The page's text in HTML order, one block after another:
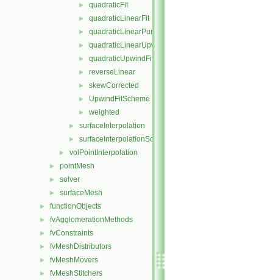
► quadraticFit
► quadraticLinearFit
► quadraticLinearPureUpwindFit
► quadraticLinearUpwindFit
► quadraticUpwindFit
► reverseLinear
► skewCorrected
► UpwindFitScheme
► weighted
► surfaceInterpolation
► surfaceInterpolationScheme
► volPointInterpolation
► pointMesh
► solver
► surfaceMesh
► functionObjects
► fvAgglomerationMethods
► fvConstraints
► fvMeshDistributors
► fvMeshMovers
► fvMeshStitchers